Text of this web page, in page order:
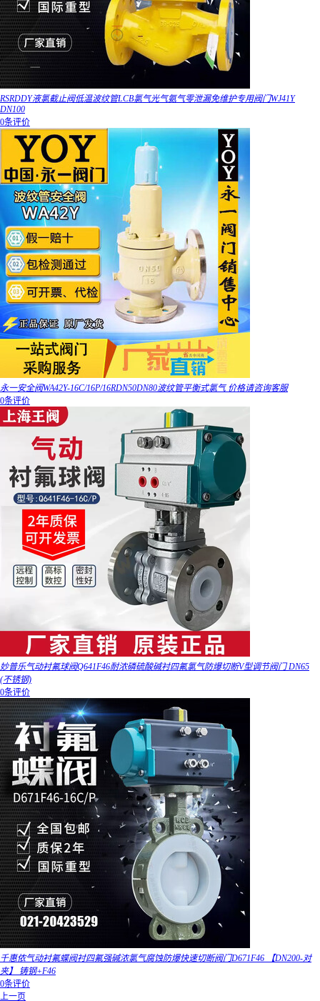
RSRDDY液氯截止阀低温波纹管LCB氯气光气氨气零泄漏免维护专用阀门WJ41Y
DN100
0条评价
永一安全阀WA42Y-16C/16P/16RDN50DN80波纹管平衡式氯气 价格请咨询客服
0条评价
妙普乐气动衬氟球阀Q641F46耐浓磷硫酸碱衬四氟氯气防爆切断V型调节阀门 DN65
(不锈钢)
0条评价
千惠侬气动衬氟蝶阀衬四氟强碱浓氯气腐蚀防爆快速切断阀门D671F46 【DN200-对
夹】 铸钢+F46
0条评价
上一页